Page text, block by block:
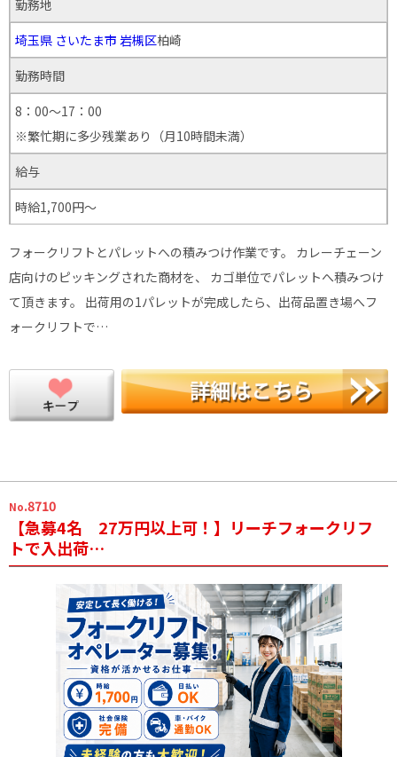
勤務地
埼玉県 さいたま市 岩槻区柏崎
勤務時間
8：00～17：00
※繁忙期に多少残業あり（月10時間未満）
給与
時給1,700円～
フォークリフトとパレットへの積みつけ作業です。 カレーチェーン
店向けのピッキングされた商材を、 カゴ単位でパレットへ積みつけ
て頂きます。 出荷用の1パレットが完成したら、出荷品置き場へフ
ォークリフトで…
No.8710
【急募4名 27万円以上可！】リーチフォークリフ
トで入出荷…